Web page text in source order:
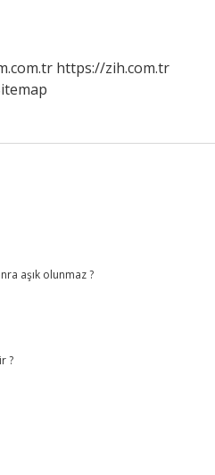
https://zih.com.tr
aşık olunmaz ?
?